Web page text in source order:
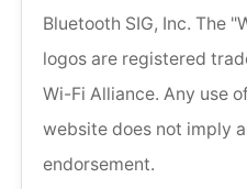
Bluetooth SIG, Inc. The
logos are registered
Wi-Fi Alliance. Any use
website does not imply
endorsement.